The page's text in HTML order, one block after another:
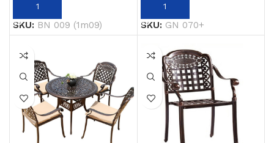
THÊM VÀO GIỎ HÀNG
SKU: BN 009 (1m09)
THÊM VÀO GIỎ HÀNG
SKU: GN 070+